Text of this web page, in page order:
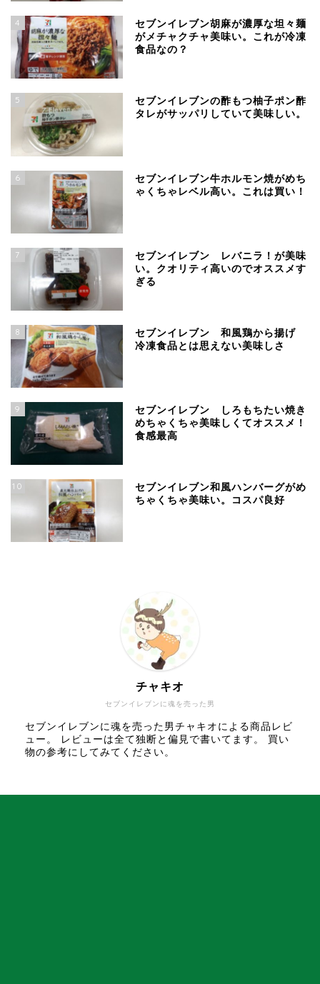
4
セブンイレブン胡麻が濃厚な坦々麺
がメチャクチャ美味い。これが冷凍
食品なの？
5
セブンイレブンの酢もつ柚子ポン酢
タレがサッパリしていて美味しい。
6
セブンイレブン牛ホルモン焼がめち
ゃくちゃレベル高い。これは買い！
7
セブンイレブン レバニラ！が美味
い。クオリティ高いのでオススメす
ぎる
8
セブンイレブン 和風鶏から揚げ
冷凍食品とは思えない美味しさ
9
セブンイレブン しろもちたい焼き
めちゃくちゃ美味しくてオススメ！
食感最高
10
セブンイレブン和風ハンバーグがめ
ちゃくちゃ美味い。コスパ良好
セブンイレブンに魂を売った男
チャキオ
セブンイレブンに魂を売った男チャキオによる商品レビ
ュー。 レビューは全て独断と偏見で書いてます。 買い
物の参考にしてみてください。